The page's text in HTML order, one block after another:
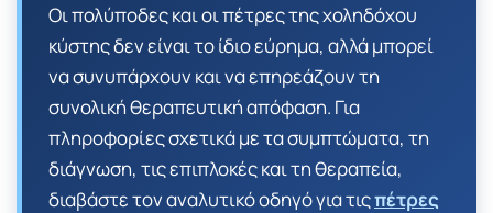
Οι πολύποδες και οι πέτρες της χοληδόχου
κύστης δεν είναι το ίδιο εύρημα, αλλά μπορεί
να συνυπάρχουν και να επηρεάζουν τη
συνολική θεραπευτική απόφαση. Για
πληροφορίες σχετικά με τα συμπτώματα, τη
διάγνωση, τις επιπλοκές και τη θεραπεία,
διαβάστε τον αναλυτικό οδηγό για τιςπέτρες